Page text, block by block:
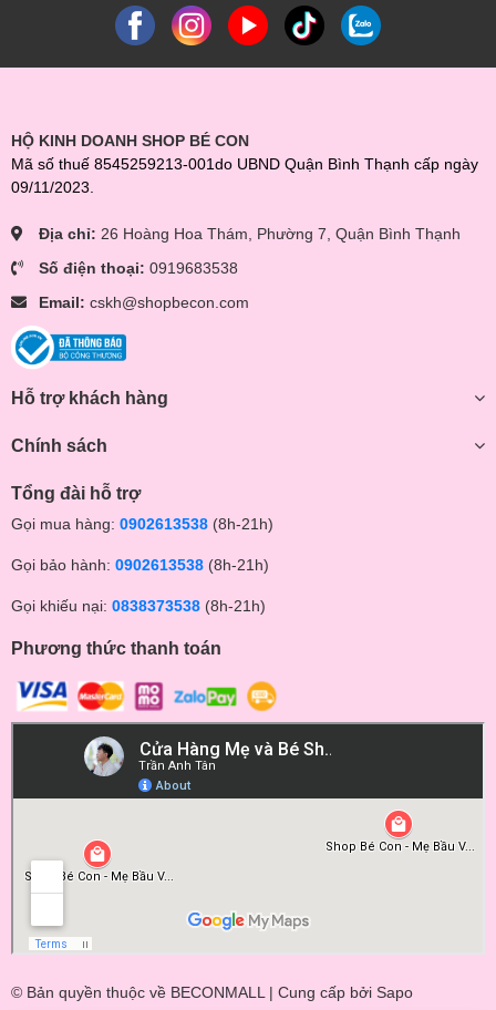
HỘ KINH DOANH SHOP BÉ CON
Mã số thuế 8545259213-001do UBND Quận Bình Thạnh cấp ngày
09/11/2023.
Địa chỉ: 26 Hoàng Hoa Thám, Phường 7, Quận Bình Thạnh
Số điện thoại: 0919683538
Email: cskh@shopbecon.com
Hỗ trợ khách hàng
Chính sách
Tổng đài hỗ trợ
Gọi mua hàng: 0902613538 (8h-21h)
Gọi bảo hành: 0902613538 (8h-21h)
Gọi khiếu nại: 0838373538 (8h-21h)
Phương thức thanh toán
© Bản quyền thuộc về BECONMALL | Cung cấp bởi Sapo